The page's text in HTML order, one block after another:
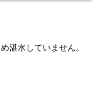
湛水していません。